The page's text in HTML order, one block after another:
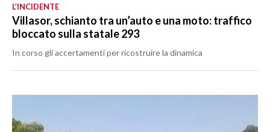
L’INCIDENTE
Villasor, schianto tra un’auto e una moto: traffico
bloccato sulla statale 293
In corso gli accertamenti per ricostruire la dinamica